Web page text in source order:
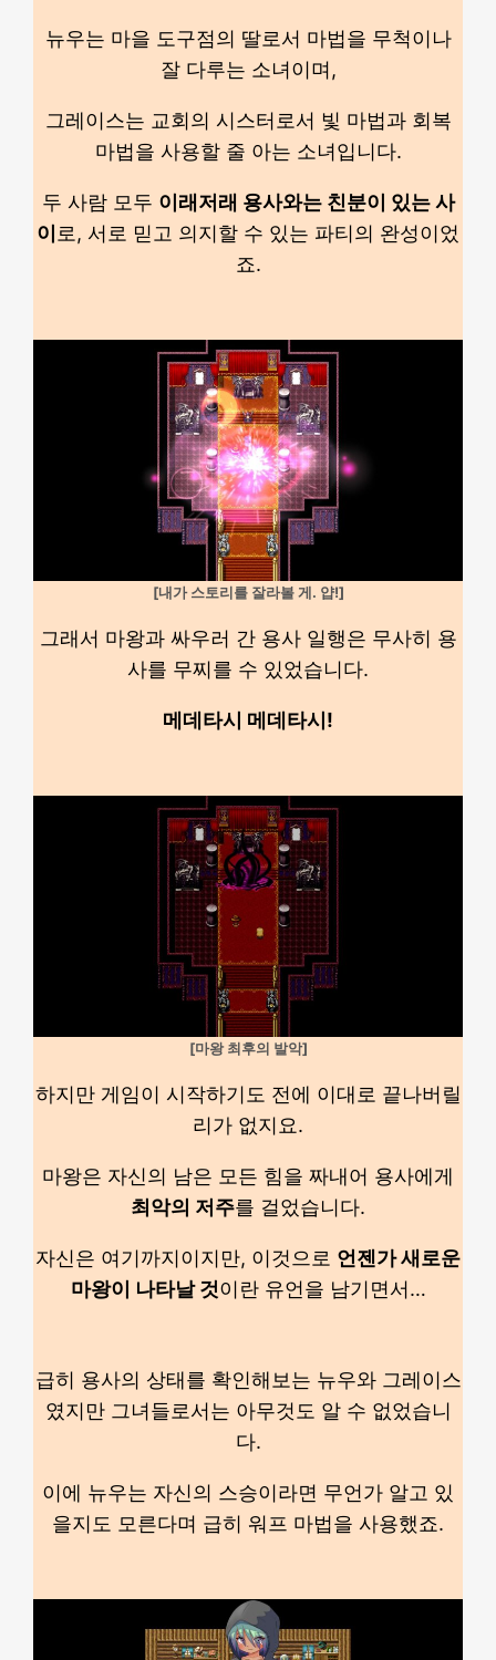
뉴우는 마을 도구점의 딸로서 마법을 무척이나
잘 다루는 소녀이며,
그레이스는 교회의 시스터로서 빛 마법과 회복
마법을 사용할 줄 아는 소녀입니다.
두 사람 모두 이래저래 용사와는 친분이 있는 사
이 로, 서로 믿고 의지할 수 있는 파티의 완성이었
죠.
[내가 스토리를 잘라볼 게. 얍!]
그래서 마왕과 싸우러 간 용사 일행은 무사히 용
사를 무찌를 수 있었습니다.
메데타시 메데타시!
[마왕 최후의 발악]
하지만 게임이 시작하기도 전에 이대로 끝나버릴
리가 없지요.
마왕은 자신의 남은 모든 힘을 짜내어 용사에게
최악의 저주를 걸었습니다.
자신은 여기까지이지만, 이것으로 언젠가 새로운
마왕이 나타날 것이란 유언을 남기면서…
급히 용사의 상태를 확인해보는 뉴우와 그레이스
였지만 그녀들로서는 아무것도 알 수 없었습니
다.
이에 뉴우는 자신의 스승이라면 무언가 알고 있
을지도 모른다며 급히 워프 마법을 사용했죠.